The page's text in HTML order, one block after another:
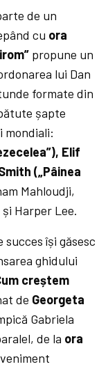
de un
cu ora
propune un
lui Dan
formate din
șapte
mondiali:
Elif
(„Pâinea
Mahloudji,
Harper Lee.
își găsesc
ghidului
creștem
de Georgeta
Gabriela
de la ora